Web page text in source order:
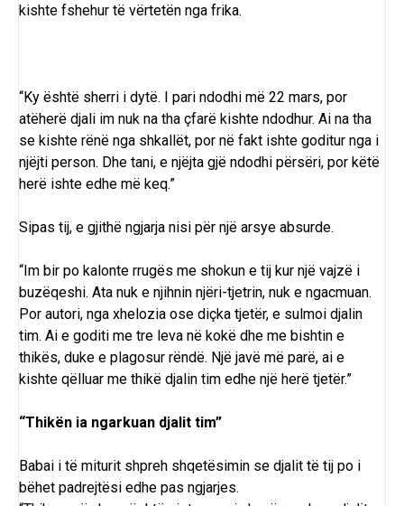
kishte fshehur të vërtetën nga frika.
“Ky është sherri i dytë. I pari ndodhi më 22 mars, por
atëherë djali im nuk na tha çfarë kishte ndodhur. Ai na tha
se kishte rënë nga shkallët, por në fakt ishte goditur nga i
njëjti person. Dhe tani, e njëjta gjë ndodhi përsëri, por këtë
herë ishte edhe më keq.”
Sipas tij, e gjithë ngjarja nisi për një arsye absurde.
“Im bir po kalonte rrugës me shokun e tij kur një vajzë i
buzëqeshi. Ata nuk e njihnin njëri-tjetrin, nuk e ngacmuan.
Por autori, nga xhelozia ose diçka tjetër, e sulmoi djalin
tim. Ai e goditi me tre leva në kokë dhe me bishtin e
thikës, duke e plagosur rëndë. Një javë më parë, ai e
kishte qëlluar me thikë djalin tim edhe një herë tjetër.”
“Thikën ia ngarkuan djalit tim”
Babai i të miturit shpreh shqetësimin se djalit të tij po i
bëhet padrejtësi edhe pas ngjarjes.